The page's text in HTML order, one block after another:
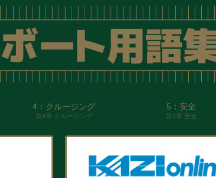
4：クルージング
第4章 クルージング
5：安全
第5章 安全